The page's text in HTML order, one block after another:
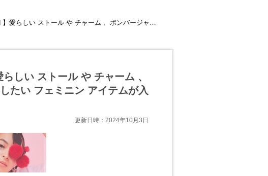
ャーム 、ボンバージャケット など コーデにプラスしたい フェミニン アイテムが入荷
しい ストール や チャーム 、
たい フェミニン アイテムが入
更新日時：2024年10月3日